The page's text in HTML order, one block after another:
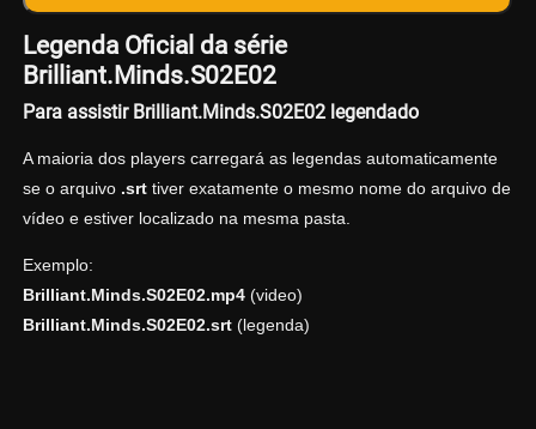
Legenda Oficial da série
Brilliant.Minds.S02E02
Para assistir Brilliant.Minds.S02E02 legendado
A maioria dos players carregará as legendas automaticamente
se o arquivo .srttiver exatamente o mesmo nome do arquivo de
vídeo e estiver localizado na mesma pasta.
Exemplo:
Brilliant.Minds.S02E02.mp4(video)
Brilliant.Minds.S02E02.srt(legenda)